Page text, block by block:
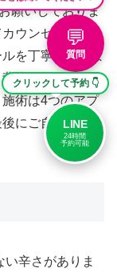
願いしておりま
ウンセリング
を丁寧に伺いま
中の状態を細か
術は4つのアプ
にご自宅で取り
辛さがありま
💬
質問
クリックして予約 👇
LINE
24時間
予約可能